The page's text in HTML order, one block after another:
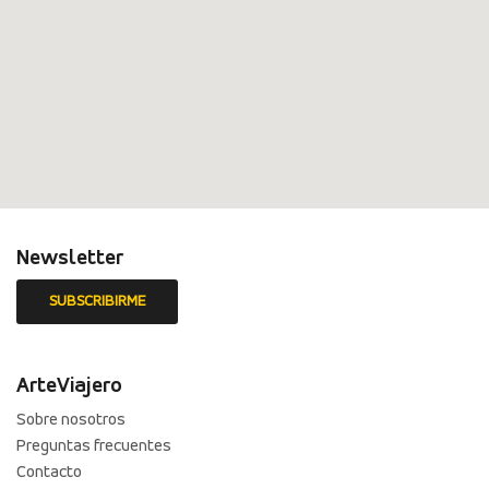
Newsletter
ArteViajero
Sobre nosotros
Preguntas frecuentes
Contacto